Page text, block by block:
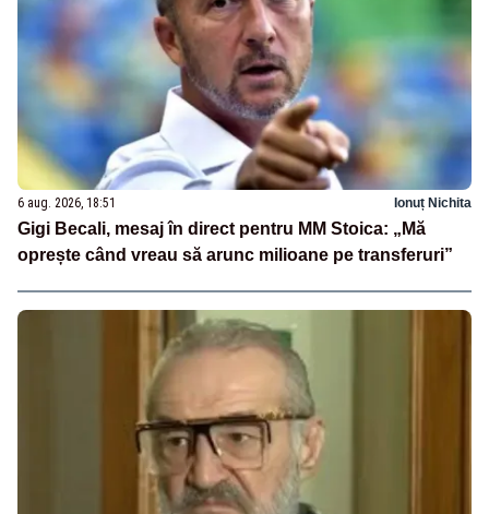
6 aug. 2026, 18:51 Ionuț Nichita
Gigi Becali, mesaj în direct pentru MM Stoica: „Mă
oprește când vreau să arunc milioane pe transferuri”